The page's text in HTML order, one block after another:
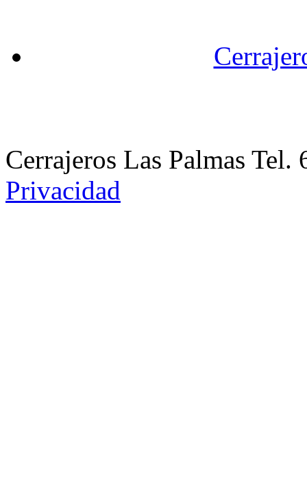
Cerrajeros Las Palmas
Privacidad